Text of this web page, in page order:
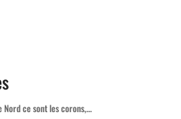
Nord ce sont les corons,…